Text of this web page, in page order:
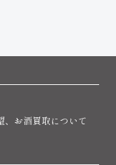
お酒買取について